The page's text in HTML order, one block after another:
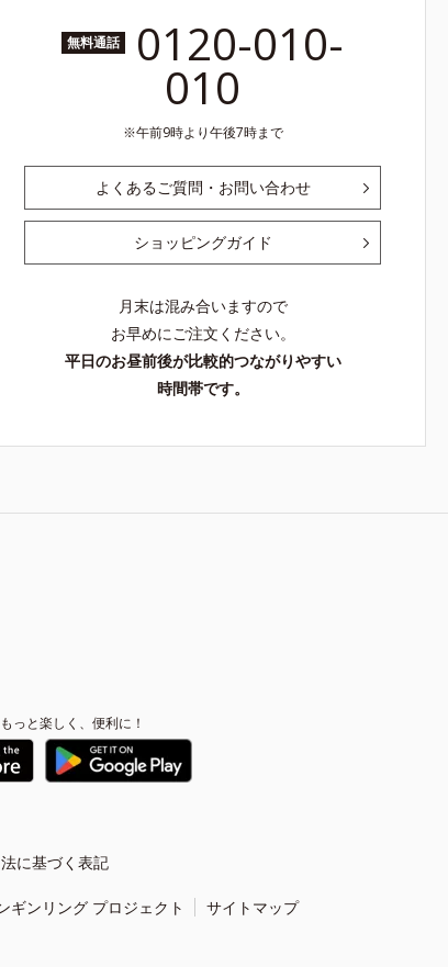
無料通話 0120-010-
010
午前9時より午後7時まで
よくあるご質問・お問い合わせ
ショッピングガイド
月末は混み合いますので
お早めにご注文ください。
平日のお昼前後が比較的つながりやすい
時間帯です。
っと楽しく、便利に！
に基づく表記
ギンリング プロジェクト サイトマップ